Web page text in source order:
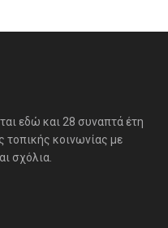
εδώ και 28 συναπτά έτη
κοινωνίας με
σχόλια.